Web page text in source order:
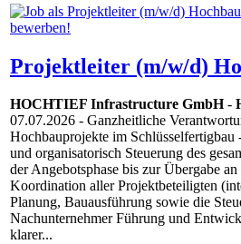
Projektleiter (m/w/d)
HOCHTIEF Infrastructure GmbH-
07.07.2026 - Ganzheitliche
Hochbauprojekte im
und organisatorisch Steuerung des
der Angebotsphase bis zur Übergabe
Koordination aller Projektbeteiligten
Planung, Bauausführung sowie die
Nachunternehmer Führung und
klarer...